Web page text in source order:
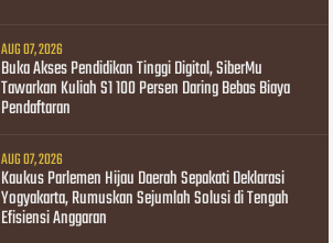
AUG 07, 2026
Buka Akses Pendidikan Tinggi Digital, SiberMu
Tawarkan Kuliah S1 100 Persen Daring Bebas Biaya
Pendaftaran
AUG 07, 2026
Kaukus Parlemen Hijau Daerah Sepakati Deklarasi
Yogyakarta, Rumuskan Sejumlah Solusi di Tengah
Efisiensi Anggaran